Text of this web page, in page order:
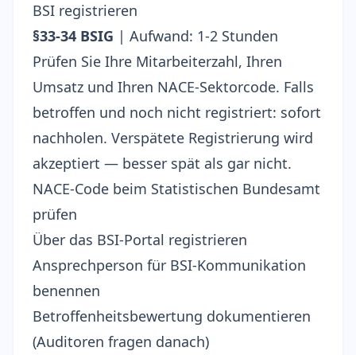
BSI registrieren
§33-34 BSIG | Aufwand: 1-2 Stunden
Prüfen Sie Ihre Mitarbeiterzahl, Ihren
Umsatz und Ihren NACE-Sektorcode. Falls
betroffen und noch nicht registriert: sofort
nachholen. Verspätete Registrierung wird
akzeptiert — besser spät als gar nicht.
NACE-Code beim Statistischen Bundesamt
prüfen
Über das BSI-Portal registrieren
Ansprechperson für BSI-Kommunikation
benennen
Betroffenheitsbewertung dokumentieren
(Auditoren fragen danach)